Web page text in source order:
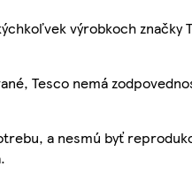
výrobkoch značky
Tesco nemá
a nesmú byť